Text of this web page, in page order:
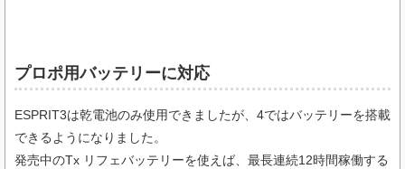
プロポ用バッテリーに対応
ESPRIT3は乾電池のみ使用できましたが、4ではバッテリーを搭載
できるようになりました。
発売中のTx リフェバッテリーを使えば、最長連続12時間稼働する